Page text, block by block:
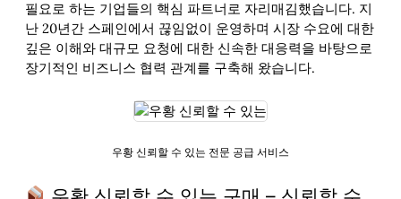
필요로 하는 기업들의 핵심 파트너로 자리매김했습니다. 지
난 20년간 스페인에서 끊임없이 운영하며 시장 수요에 대한
깊은 이해와 대규모 요청에 대한 신속한 대응력을 바탕으로
장기적인 비즈니스 협력 관계를 구축해 왔습니다.
우황 신뢰할 수 있는 전문 공급 서비스